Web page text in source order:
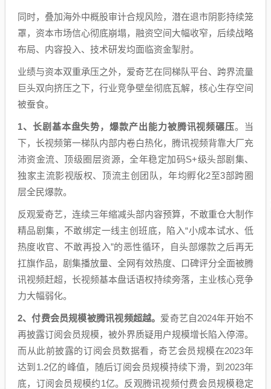
同时，叠加海外中概股审计合规风险，潜在退市阴影持续笼
罩，资本市场信心彻底崩塌，融资空间大幅收窄，后续战略
布局、内容投入、技术研发均面临资金掣肘。
业绩与资本双重承压之外，爱奇艺在同梯队平台、跨界流量
巨头双向挤压之下，行业竞争壁垒彻底瓦解，核心生存空间
被蚕食。
1、 长剧基本盘失势，爆款产出能力被腾讯视频碾压。当
下，长视频第一梯队内部内卷白热化，腾讯视频背靠大厂充
沛资金流、顶级圈层资源，全年稳定加码S+级头部剧集、
独家主流影视版权、顶流主创团队，年均孵化2至3部跨圈
层全民爆款。
反观爱奇艺，连续三年缩减头部内容预算，不敢重仓大制作
精品剧集，不敢绑定一线主创班底，陷入“小成本试水、低
热度收官、不敢再投入”的恶性循环，自头部爆款之后再无
扛旗作品，剧集播放量、全网有效热度、口碑评分全面被腾
讯视频赶超，长视频基本盘话语权持续旁落，主业核心竞争
力大幅弱化。
2、付费会员规模被腾讯视频超越。 爱奇艺自2024年开始不
再披露订阅会员规模，被外界质疑用户规模增长陷入停滞。
而从此前披露的订阅会员数据看，奇艺会员规模在2023年
达到1.2亿的峰值，随后订阅会员规模持续下滑，到2023年
底，订阅会员规模约1亿。反观腾讯视频付费会员规模稳定